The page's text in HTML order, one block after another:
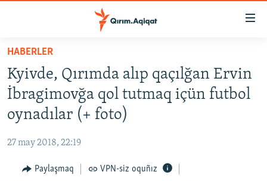
Esas
qaytmaq
Baş
navigatsiyağa
qaytmaq
Qıdıruvğa
qaytmaq
HABERLER
SİYASET
İQTİSADİYAT
MEDENİYET
İNSAN AQLARI
HABERLER
Kyivde, Qırımda alıp qaçılğan Ervin
İbragimovğa qol tutmaq içün futbol
oynadılar (+ foto)
27 may 2018, 22:19
Paylaşmaq VPN-siz oquñız